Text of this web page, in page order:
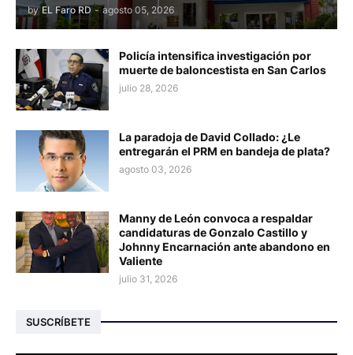
by EL Faro RD - agosto 05, 2026
Policía intensifica investigación por
muerte de baloncestista en San Carlos
julio 28, 2026
La paradoja de David Collado: ¿Le
entregarán el PRM en bandeja de plata?
agosto 03, 2026
Manny de León convoca a respaldar
candidaturas de Gonzalo Castillo y
Johnny Encarnación ante abandono en
Valiente
julio 31, 2026
SUSCRÍBETE